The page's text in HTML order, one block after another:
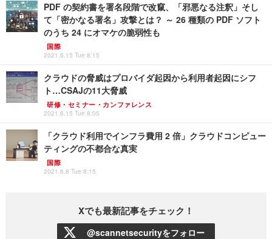
PDF の契約書を署名段階で改竄、「邪悪なる注釈」そし
て「密かなる署名」攻撃とは？ ～ 26 種類の PDF ソフト
のうち 24 にオマケの脆弱性も
国際
2021.6.15 Tue 8:15
クラウドの脅威はプロバイダ起因から利用者起因にシフ
ト…CSAJの11大脅威
研修・セミナー・カンファレンス
2021.6.15 Tue 8:05
「クラウド利用でインフラ費用 2 倍」クラウドコンピュー
ティングの不都合な真実
国際
2021.6.8 Tue 8:15
Xでも最新記事をチェック！
@scannetsecurityをフォロー